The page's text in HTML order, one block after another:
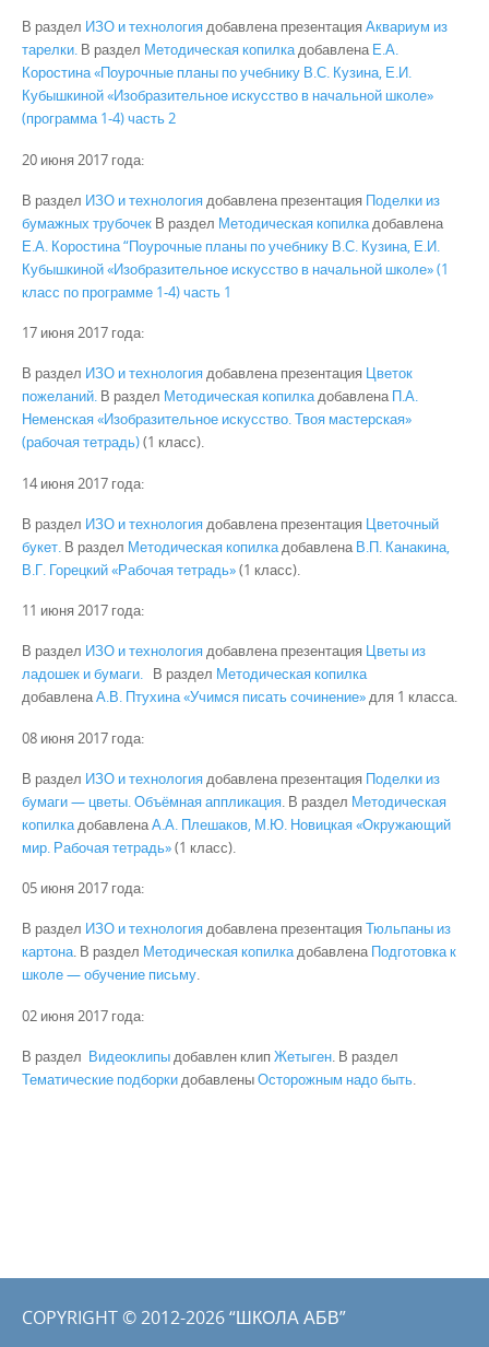
В раздел ИЗО и технологиядобавлена презентация Аквариум из
тарелки. В раздел Методическая копилкадобавленаЕ.А.
Коростина «Поурочные планы по учебнику В.С. Кузина, Е.И.
Кубышкиной «Изобразительное искусство в начальной школе»
(программа 1-4) часть 2
20 июня 2017 года:
В раздел ИЗО и технологиядобавлена презентация Поделки из
бумажных трубочек В раздел Методическая копилкадобавлена
Е.А. Коростина “Поурочные планы по учебнику В.С. Кузина, Е.И.
Кубышкиной «Изобразительное искусство в начальной школе» (1
класс по программе 1-4) часть 1
17 июня 2017 года:
В раздел ИЗО и технологиядобавлена презентация Цветок
пожеланий. В раздел Методическая копилкадобавленаП.А.
Неменская «Изобразительное искусство. Твоя мастерская»
(рабочая тетрадь)(1 класс).
14 июня 2017 года:
В раздел ИЗО и технологиядобавлена презентация Цветочный
букет. В раздел Методическая копилкадобавленаВ.П. Канакина,
В.Г. Горецкий «Рабочая тетрадь»(1 класс).
11 июня 2017 года:
В раздел ИЗО и технологиядобавлена презентация Цветы из
ладошек и бумаги. В раздел Методическая копилка
добавленаА.В. Птухина «Учимся писать сочинение»для 1 класса.
08 июня 2017 года:
В раздел ИЗО и технологиядобавлена презентация Поделки из
бумаги — цветы. Объёмная аппликация. В раздел Методическая
копилкадобавленаА.А. Плешаков, М.Ю. Новицкая «Окружающий
мир. Рабочая тетрадь»(1 класс).
05 июня 2017 года:
В раздел ИЗО и технологиядобавлена презентация Тюльпаны из
картона. В раздел Методическая копилкадобавленаПодготовка к
школе — обучение письму.
02 июня 2017 года:
В раздел Видеоклипыдобавлен клип Жетыген. В раздел
Тематические подборкидобавленыОсторожным надо быть.
COPYRIGHT © 2012-2026 “ШКОЛА АБВ”